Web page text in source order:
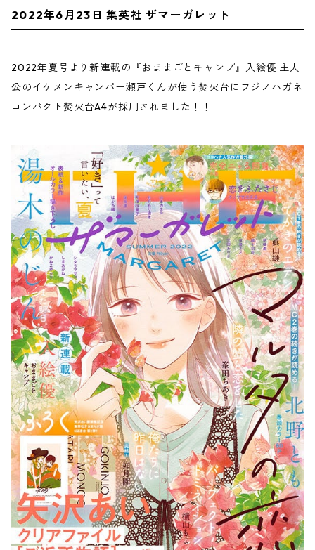
2022年6月23日 集英社 ザマーガレット
2022年夏号より新連載の『おままごとキャンプ』入絵優 主人
公のイケメンキャンパー瀬戸くんが使う焚火台にフジノハガネ
コンパクト焚火台A4が採用されました！！